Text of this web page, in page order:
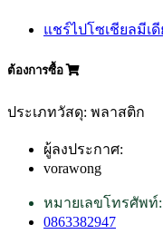
แชร์ไปโซเชียลมีเดี
ต้องการซื้อ
ประเภทวัสดุ: พลาสติก
ผู้ลงประกาศ:
vorawong
หมายเลขโทรศัพท์:
0863382947